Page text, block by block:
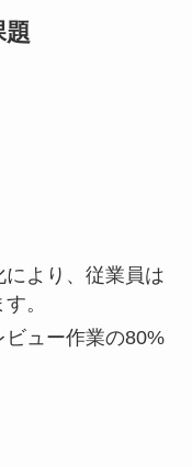
題
より、従業員は
。
ュー作業の80%